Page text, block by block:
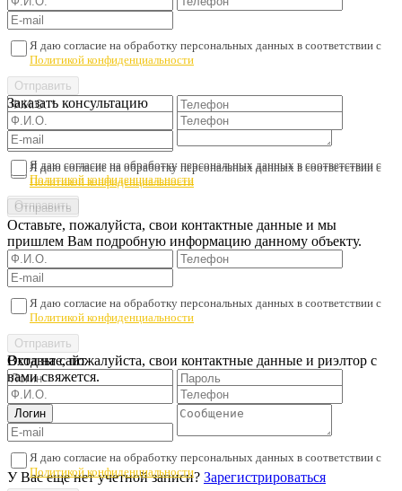
Я даю согласие на обработку персональных данных в соответствии с
Политикой конфиденциальности
Заказать консультацию
Я даю согласие на обработку персональных данных в соответствии с
Политикой конфиденциальности
Я даю согласие на обработку персональных данных в соответствии с
Политикой конфиденциальности
Оставьте, пожалуйста, свои контактные данные и мы
пришлем Вам подробную информацию данному объекту.
Я даю согласие на обработку персональных данных в соответствии с
Политикой конфиденциальности
Оставьте, пожалуйста, свои контактные данные и риэлтор с
вами свяжется.
Я даю согласие на обработку персональных данных в соответствии с
Политикой конфиденциальности
Вход на сайт
У Вас еще нет учетной записи? Зарегистрироваться